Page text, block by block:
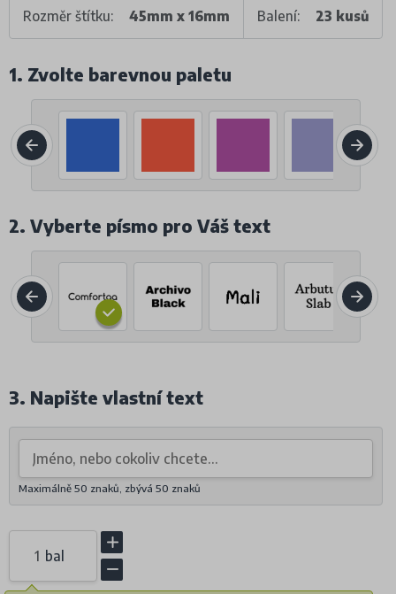
Rozměr štítku: 45mm x 16mm Balení: 23 kusů
1. Zvolte barevnou paletu
2. Vyberte písmo pro Váš text
3. Napište vlastní text
Maximálně 50 znaků, zbývá 50 znaků
bal